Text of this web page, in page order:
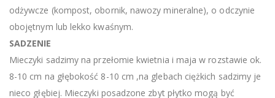
odżywcze (kompost, obornik, nawozy mineralne), o odczynie
obojętnym lub lekko kwaśnym.
SADZENIE
Mieczyki sadzimy na przełomie kwietnia i maja w rozstawie ok.
8-10 cm na głębokość 8-10 cm ,na glebach ciężkich sadzimy je
nieco głębiej. Mieczyki posadzone zbyt płytko mogą być